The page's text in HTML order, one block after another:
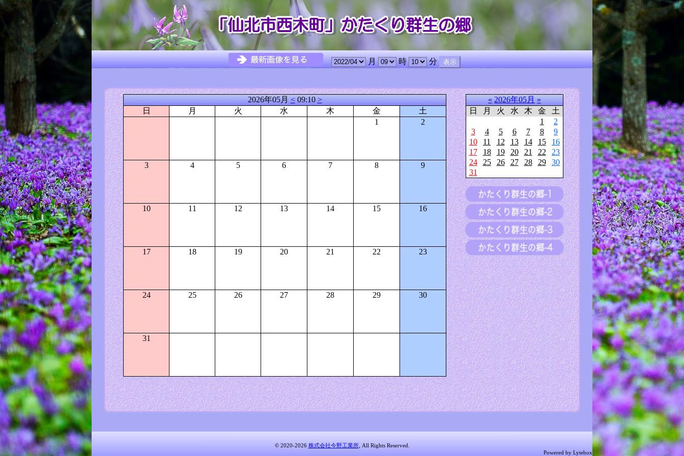
月 時 分
2026年05月<09:10>
日
月 火 水 木 金
土
1
2
3 4 5 6 7 8 9
10 11 12 13 14 15 16
17 18 19 20 21 22 23
24 25 26 27 28 29 30
31
« 2026年05月 »
日
月 火 水 木 金
土
1
2
3
4 5 6 7 8
9
10
11 12 13 14 15
16
17
18 19 20 21 22
23
24
25 26 27 28 29
30
31
© 2020-2026 株式会社今野工業所, All Rights Reserved.
Powered by Lytebox